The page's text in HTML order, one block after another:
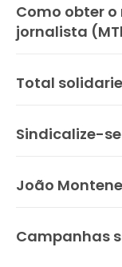
Como obter
jornalista
Total
Sindicalize-
João
Campanhas